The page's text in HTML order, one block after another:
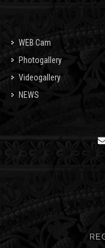
WEB Cam
Photogallery
Videogallery
NEWS